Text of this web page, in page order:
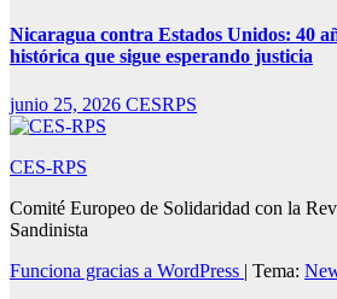
Nicaragua contra Estados Unidos: 40
histórica que sigue esperando justicia
junio 25, 2026 CESRPS
CES-RPS
Comité Europeo de Solidaridad con la
Sandinista
Funciona gracias a WordPress | Tema: